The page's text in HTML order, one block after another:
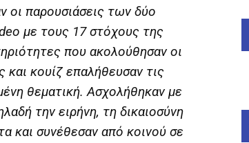
οι παρουσιάσεις των δύο
με τους 17 στόχους της
που ακολούθησαν οι
κουίζ επαλήθευσαν τις
θεματική. Ασχολήθηκαν με
την ειρήνη, τη δικαιοσύνη
και συνέθεσαν από κοινού σε